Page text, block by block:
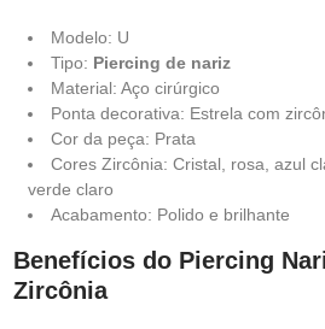
Modelo: U
Tipo: Piercing de nariz
Material: Aço cirúrgico
Ponta decorativa: Estrela com
Cor da peça: Prata
Cores Zircônia: Cristal, rosa, azul
verde claro
Acabamento: Polido e brilhante
Benefícios do Piercing
Zircônia